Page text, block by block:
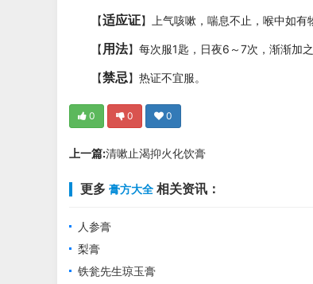
【适应证】上气咳嗽，喘息不止，喉中如有
【用法】每次服1匙，日夜6～7次，渐渐加之
【禁忌】热证不宜服。
0 0 0
上一篇:清嗽止渴抑火化饮膏
更多 膏方大全 相关资讯：
人参膏
梨膏
铁瓮先生琼玉膏